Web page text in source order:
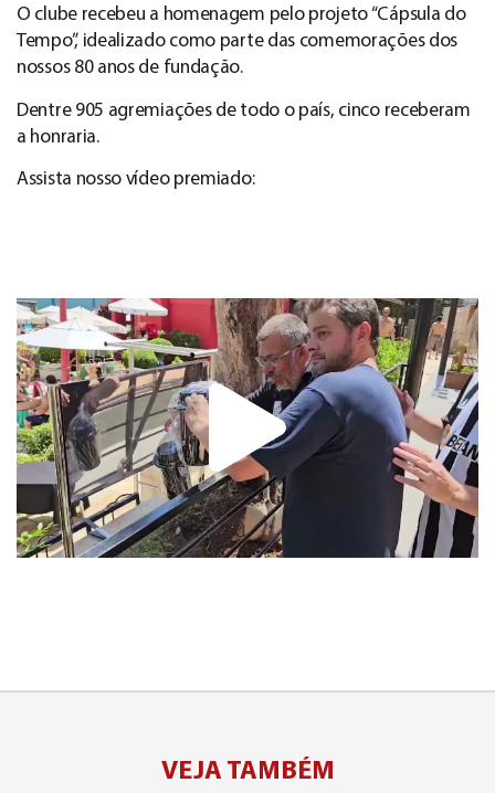
O clube recebeu a homenagem pelo projeto “Cápsula do
Tempo”, idealizado como parte das comemorações dos
nossos 80 anos de fundação.
Dentre 905 agremiações de todo o país, cinco receberam
a honraria.
Assista nosso vídeo premiado:
VEJA TAMBÉM